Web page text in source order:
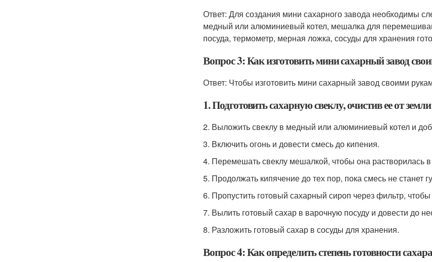
Ответ: Для создания мини сахарного завода необходимы
медный или алюминиевый котел, мешалка для
посуда, термометр, мерная ложка, сосуды для хранения
Вопрос 3: Как изготовить мини сахарный завод
Ответ: Чтобы изготовить мини сахарный завод своими
1. Подготовить сахарную свеклу, очистив ее от
2. Выложить свеклу в медный или алюминиевый котел и
3. Включить огонь и довести смесь до кипения.
4. Перемешать свеклу мешалкой, чтобы она растворилась
5. Продолжать кипячение до тех пор, пока смесь не станет
6. Пропустить готовый сахарный сироп через фильтр, чтобы
7. Вылить готовый сахар в варочную посуду и довести до
8. Разложить готовый сахар в сосуды для хранения.
Вопрос 4: Как определить степень готовности сахара